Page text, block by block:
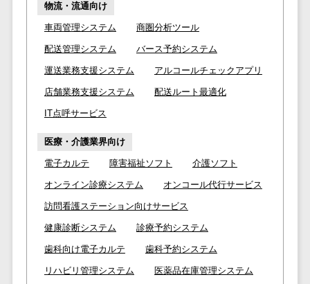
不動産ホームページ制作>
不動産オーナーアプリ>
業界・業種特化型
保険代理店システム>
施工管理アプリ>
報告書作成ツール>
IT資産管理ツー
SaaS管理ツー
サーバー・ネ
ットワーク監視
設備監視シス
ム
システム連携
物流・流通向け
車両管理システム 商圏分析ツール
配送管理システム バース予約システム
運送業務支援システム アルコールチェックアプリ
店舗業務支援システム 配送ルート最適化
IT点呼サービス
医療・介護業界向け
電子カルテ 障害福祉ソフト 介護ソフト
オンライン診療システム オンコール代行サービス
訪問看護ステーション向けサービス
健康診断システム 診療予約システム
歯科向け電子カルテ 歯科予約システム
リハビリ管理システム 医薬品在庫管理システム